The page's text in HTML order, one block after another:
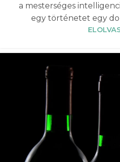
a mesterséges
egy történetet egy